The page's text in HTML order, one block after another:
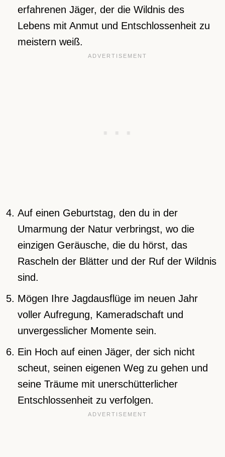
erfahrenen Jäger, der die Wildnis des
Lebens mit Anmut und Entschlossenheit zu
meistern weiß.
Auf einen Geburtstag, den du in der
Umarmung der Natur verbringst, wo die
einzigen Geräusche, die du hörst, das
Rascheln der Blätter und der Ruf der Wildnis
sind.
Mögen Ihre Jagdausflüge im neuen Jahr
voller Aufregung, Kameradschaft und
unvergesslicher Momente sein.
Ein Hoch auf einen Jäger, der sich nicht
scheut, seinen eigenen Weg zu gehen und
seine Träume mit unerschütterlicher
Entschlossenheit zu verfolgen.